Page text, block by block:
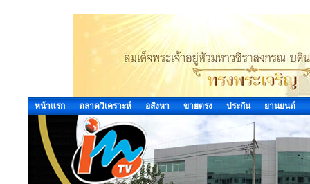
หน้าแรก ตลาดวิเคราะห์ อสังหา ขายตรง ประกัน ยานยนต์